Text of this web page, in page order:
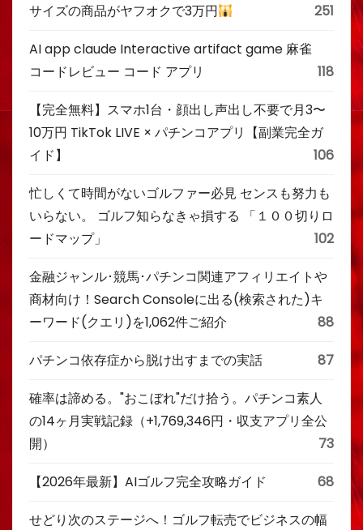
サイズの商品がヤフオクで3万円
251
AI app claude Interactive artifact game 麻雀
コードレビュー コード アプリ
118
【完全無料】スマホ1台・顔出し声出し不要で月3〜
10万円 TikTok LIVE × パチンコアプリ【副業完全ガ
イド】
106
忙しくて時間がないゴルファー必見 センスも努力も
いらない。 ゴルフ知らなきゃ損する 「１００切りロ
ードマップ」
102
金融ジャンル･競馬･パチンコ関連アフィリエイトや
商材向け！Search Consoleに出る(検索された)キ
ーワード(クエリ)を1,062件ご紹介
88
パチンコ依存症から脱け出すまでの実話 87
確率は諦める。"おこぼれ"だけ拾う。パチンコ素人
の14ヶ月実戦記録（+1,769,346円・収支アプリ全公
開）
73
【2026年最新】AIゴルフ完全攻略ガイド 68
せどり次のステージへ！ゴルフ転売でビジネスの幅